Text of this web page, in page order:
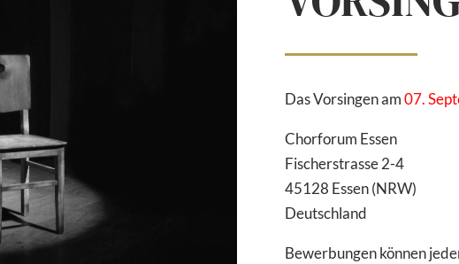
Das Vorsingen am07.
Chorforum Essen
Fischerstrasse 2-4
45128 Essen (NRW)
Deutschland
Bewerbungen können